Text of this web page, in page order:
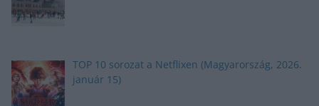
TOP 10 sorozat a Netflixen (Magyarország, 2026.
január 15)